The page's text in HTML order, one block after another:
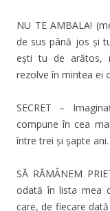
NU TE AMBALA!
de sus până jos și
ești tu de arătos,
rezolve în mintea ei
SECRET –
compune în cea
între trei și șapte ani.
SĂ RĂMÂNEM
odată în lista mea
care, de fiecare